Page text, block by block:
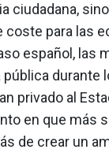
ciudadana,
coste para las
español, las
durante
privado al
en que más
de crear un